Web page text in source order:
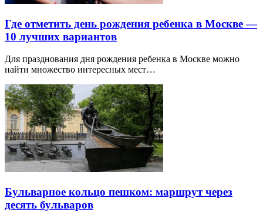
Где отметить день рождения ребенка в Москве —
10 лучших вариантов
Для празднования дня рождения ребенка в Москве можно
найти множество интересных мест…
Бульварное кольцо пешком: маршрут через
десять бульваров